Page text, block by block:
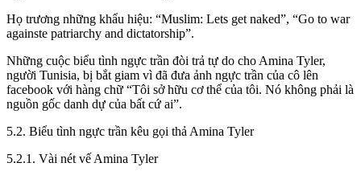
Họ trương những khẩu hiệu: “Muslim: Lets get naked”, “Go to war
againste patriarchy and dictatorship”.
Những cuộc biểu tình ngực trần đòi trả tự do cho Amina Tyler,
người Tunisia, bị bắt giam vì đã đưa ảnh ngực trần của cô lên
facebook với hàng chữ “Tôi sở hữu cơ thể của tôi. Nó không phải là
nguồn gốc danh dự của bất cứ ai”.
5.2. Biểu tình ngực trần kêu gọi thả Amina Tyler
5.2.1. Vài nét vế Amina Tyler